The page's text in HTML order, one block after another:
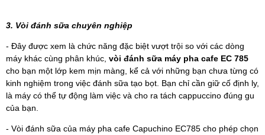
3. Vòi đánh sữa chuyên nghiệp
- Đây được xem là chức năng đặc biệt vượt trội so với các dòng
máy khác cùng phân khúc, vòi đánh sữa máy pha cafe EC 785
cho bạn một lớp kem mịn màng, kể cả với những bạn chưa từng có
kinh nghiệm trong việc đánh sữa tạo bọt. Bạn chỉ cần giữ cố định ly,
là máy có thể tự động làm việc và cho ra tách cappuccino đúng gu
của bạn.
- Vòi đánh sữa của máy pha cafe Capuchino EC785 cho phép chọn